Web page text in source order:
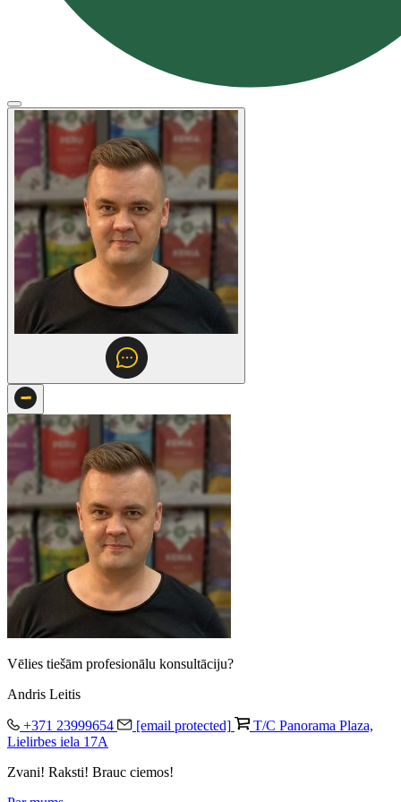
Vēlies tiešām profesionālu konsultāciju?
Andris Leitis
+371 23999654 [email protected]
T/C Panorama Plaza,
Lielirbes iela 17A
Zvani! Raksti! Brauc ciemos!